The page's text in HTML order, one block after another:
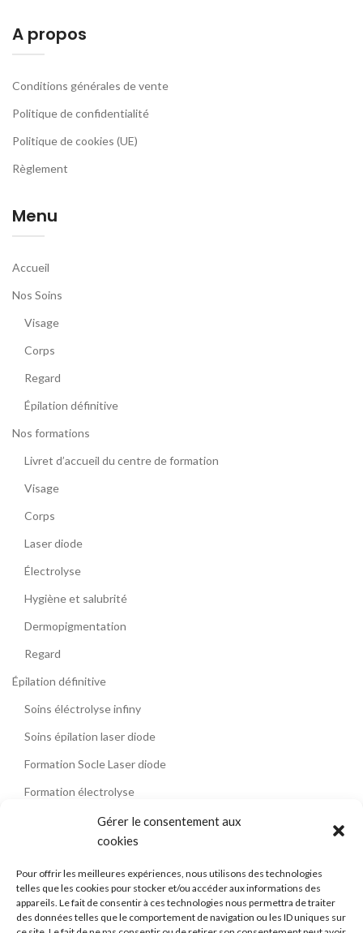
Gérer le consentement aux
cookies
Pour offrir les meilleures expériences, nous utilisons des technologies
telles que les cookies pour stocker et/ou accéder aux informations des
appareils. Le fait de consentir à ces technologies nous permettra de traiter
des données telles que le comportement de navigation ou les ID uniques sur
A propos
Conditions générales de vente
Politique de confidentialité
Politique de cookies (UE)
Règlement
Menu
Accueil
Nos Soins
Visage
Corps
Regard
Épilation définitive
Nos formations
Livret d’accueil du centre de formation
Visage
Corps
Laser diode
Électrolyse
Hygiène et salubrité
Dermopigmentation
Regard
Épilation définitive
Soins éléctrolyse infiny
Soins épilation laser diode
Formation Socle Laser diode
Formation électrolyse
Blog
La formation épilation laser diode
L’électrolyse